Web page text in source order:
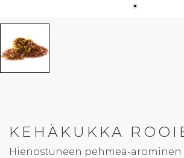
KEHÄKUKKA
Hienostuneen pehmeä-